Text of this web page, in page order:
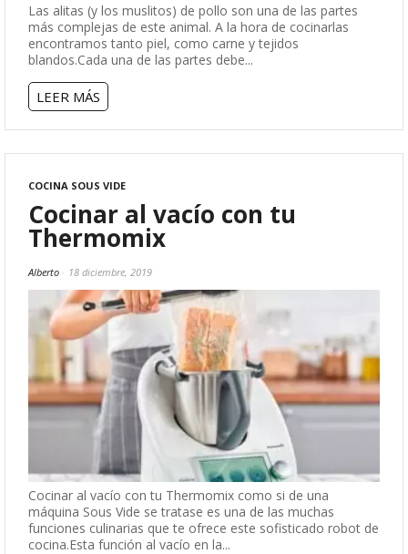
Las alitas (y los muslitos) de pollo son una de las partes
más complejas de este animal. A la hora de cocinarlas
encontramos tanto piel, como carne y tejidos
blandos.Cada una de las partes debe...
LEER MÁS
COCINA SOUS VIDE
Cocinar al vacío con tu
Thermomix
Alberto 18 diciembre, 2019
Cocinar al vacío con tu Thermomix como si de una
máquina Sous Vide se tratase es una de las muchas
funciones culinarias que te ofrece este sofisticado robot de
cocina.Esta función al vacío en la...